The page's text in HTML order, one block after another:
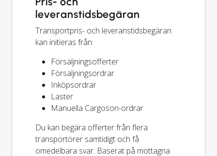
leveranstidsbegäran
Transportpris- och leveranstidsbegäran
kan initieras från:
Försäljningsofferter
Försäljningsordrar
Inköpsordrar
Laster
Manuella Cargoson-ordrar
Du kan begära offerter från flera
transportörer samtidigt och få
omedelbara svar. Baserat på mottagna